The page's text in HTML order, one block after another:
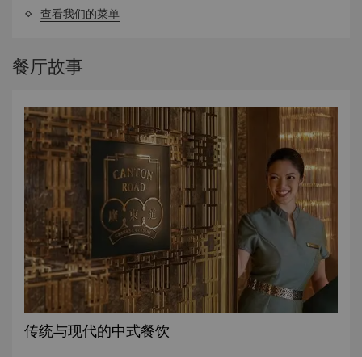
查看我们的菜单
餐厅故事
传统与现代的中式餐饮